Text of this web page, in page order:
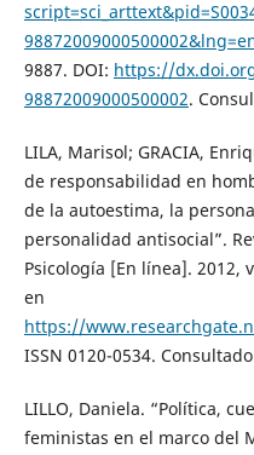
9887. DOI: https://
98872009000500002.
LILA, Marisol; GRACIA,
de responsabilidad en
de la autoestima, la
personalidad antisocial”.
Psicología [En línea]. 2012,
en
https://
ISSN 0120-0534.
LILLO, Daniela. “Política,
feministas en el marco del